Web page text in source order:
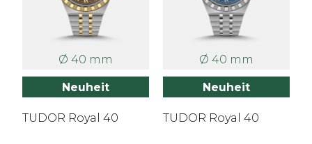
Ø 40 mm
Neuheit
TUDOR Royal 40
Ø 40 mm
Neuheit
TUDOR Royal 40